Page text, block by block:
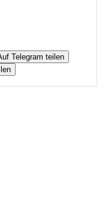
Telegram teilen